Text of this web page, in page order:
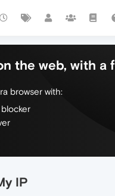
the web, with a
browser with:
IP